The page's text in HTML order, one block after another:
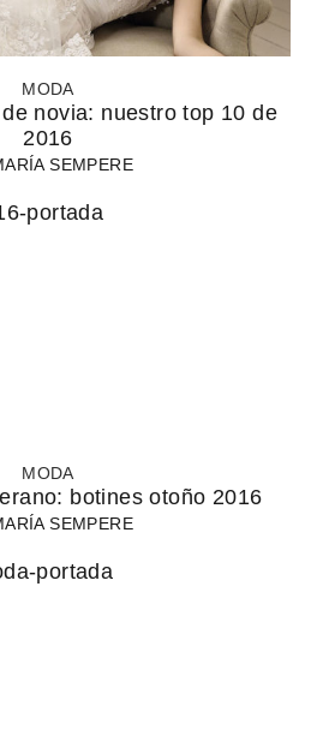
MODA
novia: nuestro top 10 de
2016
SEMPERE
MODA
botines otoño 2016
SEMPERE